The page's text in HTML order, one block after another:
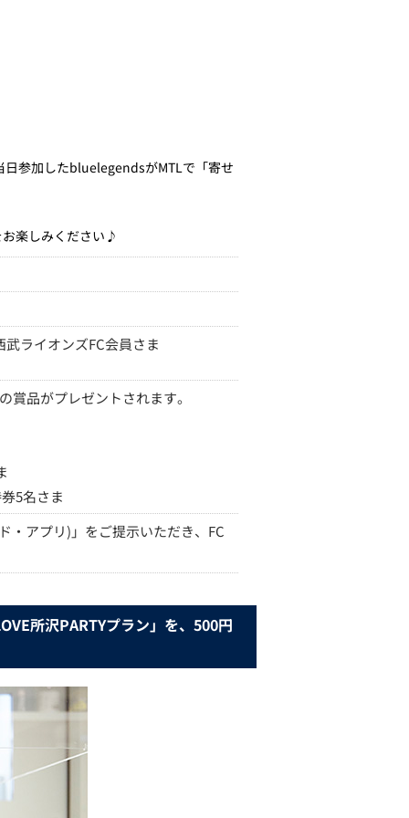
参加したbluelegendsがMTLで「寄せ
楽しみください♪
ライオンズFC会員さま
賞品がプレゼントされます。
5名さま
・アプリ)」をご提示いただき、FC
所沢PARTYプラン」を、500円